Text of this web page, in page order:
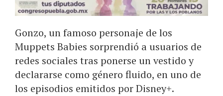
Gonzo, un famoso personaje de los
Muppets Babies sorprendió a usuarios de
redes sociales tras ponerse un vestido y
declararse como género fluido, en uno de
los episodios emitidos por Disney+.